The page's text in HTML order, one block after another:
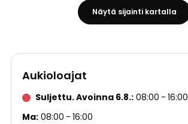
Näytä sijainti kartalla
Aukioloajat
Suljettu. Avoinna 6.8. 08:00
16:00
Ma 08:00
16:00